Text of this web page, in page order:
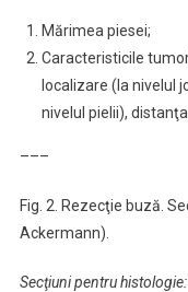
Mărimea piesei;
Caracteristicile
localizare (la nivelul
nivelul pielii),
–––
Fig. 2. Rezecţie buză.
Ackermann).
Secţiuni pentru histologie: